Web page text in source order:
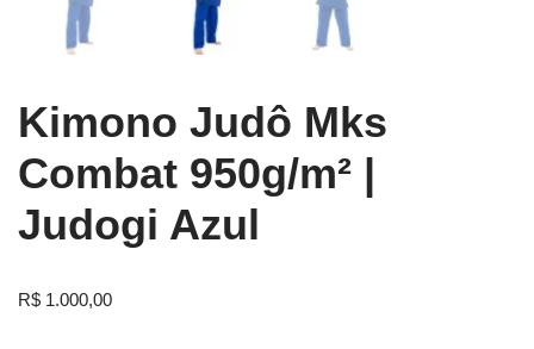
Kimono Judô Mks
Combat 950g/m² |
Judogi Azul
R$ 1.000,00